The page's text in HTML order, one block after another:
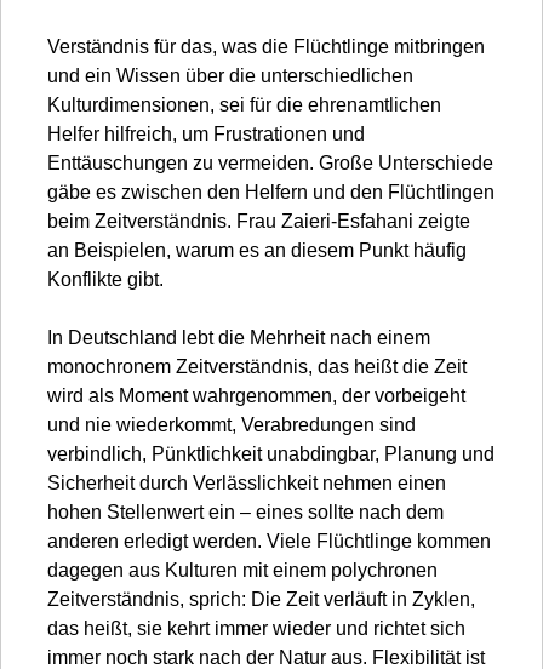
Verständnis für das, was die Flüchtlinge mitbringen
und ein Wissen über die unterschiedlichen
Kulturdimensionen, sei für die ehrenamtlichen
Helfer hilfreich, um Frustrationen und
Enttäuschungen zu vermeiden. Große Unterschiede
gäbe es zwischen den Helfern und den Flüchtlingen
beim Zeitverständnis. Frau Zaieri-Esfahani zeigte
an Beispielen, warum es an diesem Punkt häufig
Konflikte gibt.
In Deutschland lebt die Mehrheit nach einem
monochronem Zeitverständnis, das heißt die Zeit
wird als Moment wahrgenommen, der vorbeigeht
und nie wiederkommt, Verabredungen sind
verbindlich, Pünktlichkeit unabdingbar, Planung und
Sicherheit durch Verlässlichkeit nehmen einen
hohen Stellenwert ein – eines sollte nach dem
anderen erledigt werden. Viele Flüchtlinge kommen
dagegen aus Kulturen mit einem polychronen
Zeitverständnis, sprich: Die Zeit verläuft in Zyklen,
das heißt, sie kehrt immer wieder und richtet sich
immer noch stark nach der Natur aus. Flexibilität ist